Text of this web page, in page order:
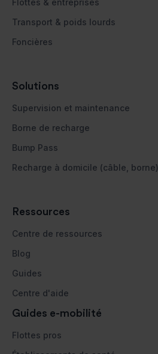
Flottes & entreprises
Transport & poids lourds
Foncières
Solutions
Supervision et maintenance
Borne de recharge
Bump Pass
Recharge à domicile (câble, borne)
Ressources
Centre de ressources
Blog
Guides
Centre d'aide
Guides e-mobilité
Flottes pros